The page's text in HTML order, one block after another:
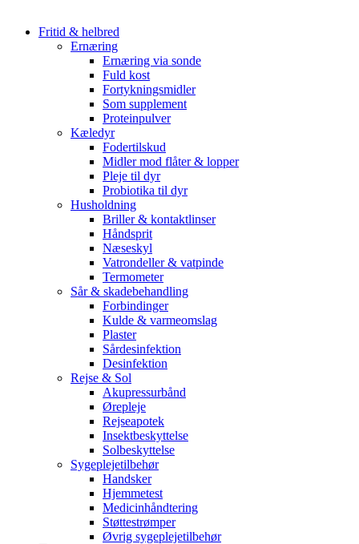
Fritid & helbred
Ernæring
Ernæring via sonde
Fuld kost
Fortykningsmidler
Som supplement
Proteinpulver
Kæledyr
Fodertilskud
Midler mod flåter & lopper
Pleje til dyr
Probiotika til dyr
Husholdning
Briller & kontaktlinser
Håndsprit
Næseskyl
Vatrondeller & vatpinde
Termometer
Sår & skadebehandling
Forbindinger
Kulde & varmeomslag
Plaster
Sårdesinfektion
Desinfektion
Rejse & Sol
Akupressurbånd
Ørepleje
Rejseapotek
Insektbeskyttelse
Solbeskyttelse
Sygeplejetilbehør
Handsker
Hjemmetest
Medicinhåndtering
Støttestrømper
Øvrig sygeplejetilbehør